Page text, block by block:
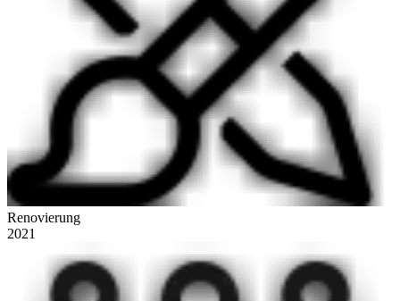
Renovierung
2021